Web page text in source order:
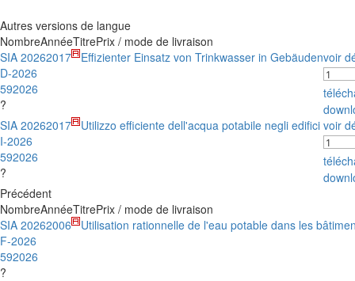
Autres versions de langue
NombreAnnéeTitrePrix / mode de livraison
SIA 2026
D-2026
592026
?
2017 Effizienter Einsatz von Trinkwasser in Gebäudenvoir
SIA 2026
I-2026
592026
?
2017 Utilizzo efficiente dell'acqua potabile negli edifici voir
Précédent
NombreAnnéeTitrePrix / mode de livraison
SIA 2026
F-2026
592026
?
2006 Utilisation rationnelle de l'eau potable dans les